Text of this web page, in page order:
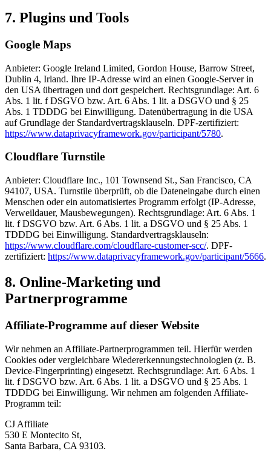
7. Plugins und Tools
Google Maps
Anbieter: Google Ireland Limited, Gordon House, Barrow Street,
Dublin 4, Irland. Ihre IP-Adresse wird an einen Google-Server in
den USA übertragen und dort gespeichert. Rechtsgrundlage: Art. 6
Abs. 1 lit. f DSGVO bzw. Art. 6 Abs. 1 lit. a DSGVO und § 25
Abs. 1 TDDDG bei Einwilligung. Datenübertragung in die USA
auf Grundlage der Standardvertragsklauseln. DPF-zertifiziert:
https://www.dataprivacyframework.gov/participant/5780.
Cloudflare Turnstile
Anbieter: Cloudflare Inc., 101 Townsend St., San Francisco, CA
94107, USA. Turnstile überprüft, ob die Dateneingabe durch einen
Menschen oder ein automatisiertes Programm erfolgt (IP-Adresse,
Verweildauer, Mausbewegungen). Rechtsgrundlage: Art. 6 Abs. 1
lit. f DSGVO bzw. Art. 6 Abs. 1 lit. a DSGVO und § 25 Abs. 1
TDDDG bei Einwilligung. Standardvertragsklauseln:
https://www.cloudflare.com/cloudflare-customer-scc/. DPF-
zertifiziert: https://www.dataprivacyframework.gov/participant/5666.
8. Online-Marketing und
Partnerprogramme
Affiliate-Programme auf dieser Website
Wir nehmen an Affiliate-Partnerprogrammen teil. Hierfür werden
Cookies oder vergleichbare Wiedererkennungstechnologien (z. B.
Device-Fingerprinting) eingesetzt. Rechtsgrundlage: Art. 6 Abs. 1
lit. f DSGVO bzw. Art. 6 Abs. 1 lit. a DSGVO und § 25 Abs. 1
TDDDG bei Einwilligung. Wir nehmen am folgenden Affiliate-
Programm teil:
CJ Affiliate
530 E Montecito St,
Santa Barbara, CA 93103.